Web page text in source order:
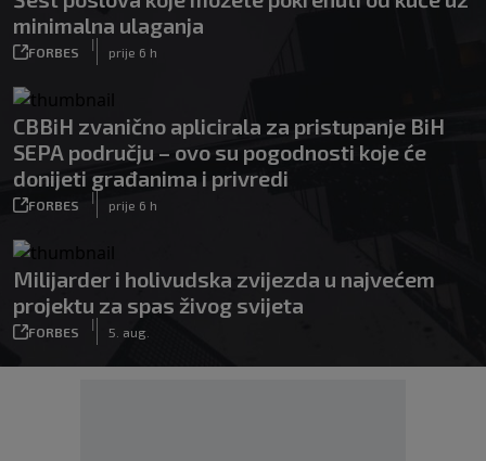
minimalna ulaganja
FORBES
|
prije 6 h
CBBiH zvanično aplicirala za pristupanje BiH
SEPA području – ovo su pogodnosti koje će
donijeti građanima i privredi
FORBES
|
prije 6 h
Milijarder i holivudska zvijezda u najvećem
projektu za spas živog svijeta
FORBES
|
5. aug.